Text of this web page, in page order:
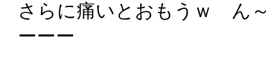
さらに痛いとおもうｗ ん
ーーー